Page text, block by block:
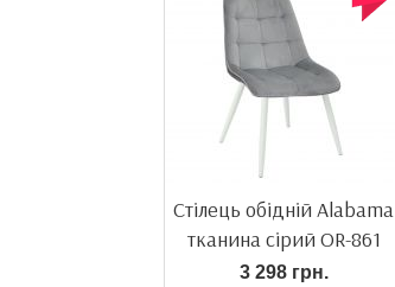
Стілець обідній Alabama
тканина сірий OR-861
3 298 грн.